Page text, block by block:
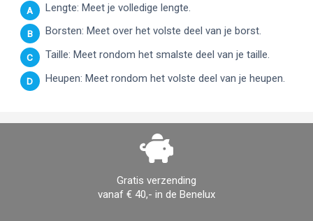
A Lengte: Meet je volledige lengte.
B Borsten: Meet over het volste deel van je borst.
C Taille: Meet rondom het smalste deel van je taille.
D Heupen: Meet rondom het volste deel van je heupen.
Gratis verzending
vanaf € 40,- in de Benelux